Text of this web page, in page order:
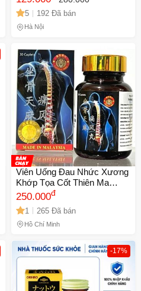
Kiềm Chế Cảm Giác Thèm
Ăn, Sản Phẩm Chất Lượng
Nhật Bản
5 192 Đã bán
Hà Nội
Viên Uống Đau Nhức Xương
Khớp Tọa Cốt Thiên Ma
Thống Phong Hoàn - Giải
Pháp Từ Thiên Nhiên Xuất
Xứ Malaysia, Hộp 30 Viên -
Mã 2077
250.000đ
1 265 Đã bán
Hồ Chí Minh
-17%